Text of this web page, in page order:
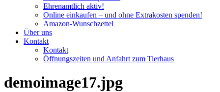
Ehrenamtlich aktiv!
Online einkaufen – und ohne Extrakosten spenden!
Amazon-Wunschzettel
Über uns
Kontakt
Kontakt
Öffnungszeiten und Anfahrt zum Tierhaus
demoimage17.jpg